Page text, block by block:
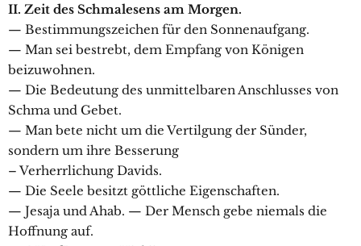
II. Zeit des Schmalesens am Morgen.
— Bestimmungszeichen für den Sonnenaufgang.
— Man sei bestrebt, dem Empfang von Königen
beizuwohnen.
— Die Bedeutung des unmittelbaren Anschlusses von
Schma und Gebet.
— Man bete nicht um die Vertilgung der Sünder,
sondern um ihre Besserung
– Verherrlichung Davids.
— Die Seele besitzt göttliche Eigenschaften.
— Jesaja und Ahab. — Der Mensch gebe niemals die
Hoffnung auf.